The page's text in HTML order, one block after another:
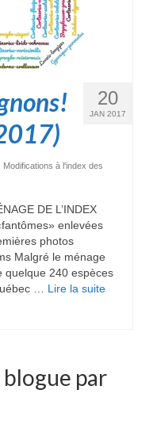
20
JAN 2017
Modifications à l'index des
DE L’INDEX
enlevées
photos
Malgré le ménage
quelque 240 espèces
… Lire la suite­­
par